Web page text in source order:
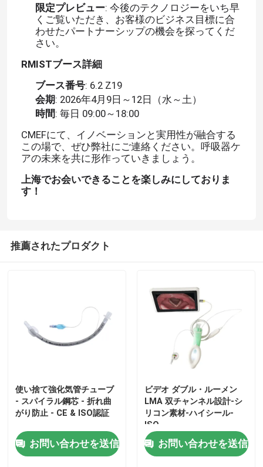
限定プレビュー: 今後のテクノロジーをいち早
くご覧いただき、お客様のビジネス目標に合
わせたパートナーシップの機会を探ってくだ
さい。
RMISTブース詳細
ブース番号: 6.2 Z19
会期: 2026年4月9日～12日（水～土）
時間: 毎日 09:00～18:00
CMEFにて、イノベーションと実用性が融合する
この場で、ぜひ弊社にご連絡ください。呼吸器ケ
アの未来を共に形作っていきましょう。
上海でお会いできることを楽しみにしておりま
す！
推薦されたプロダクト
使い捨て強化気管チューブ
- スパイラル鋼芯 - 折れ曲
がり防止 - CE & ISO認証
お問い合わせを送信
ビデオ ダブル・ルーメン
LMA 双チャンネル設計-シ
リコン素材-ハイシール-
ISO
お問い合わせを送信